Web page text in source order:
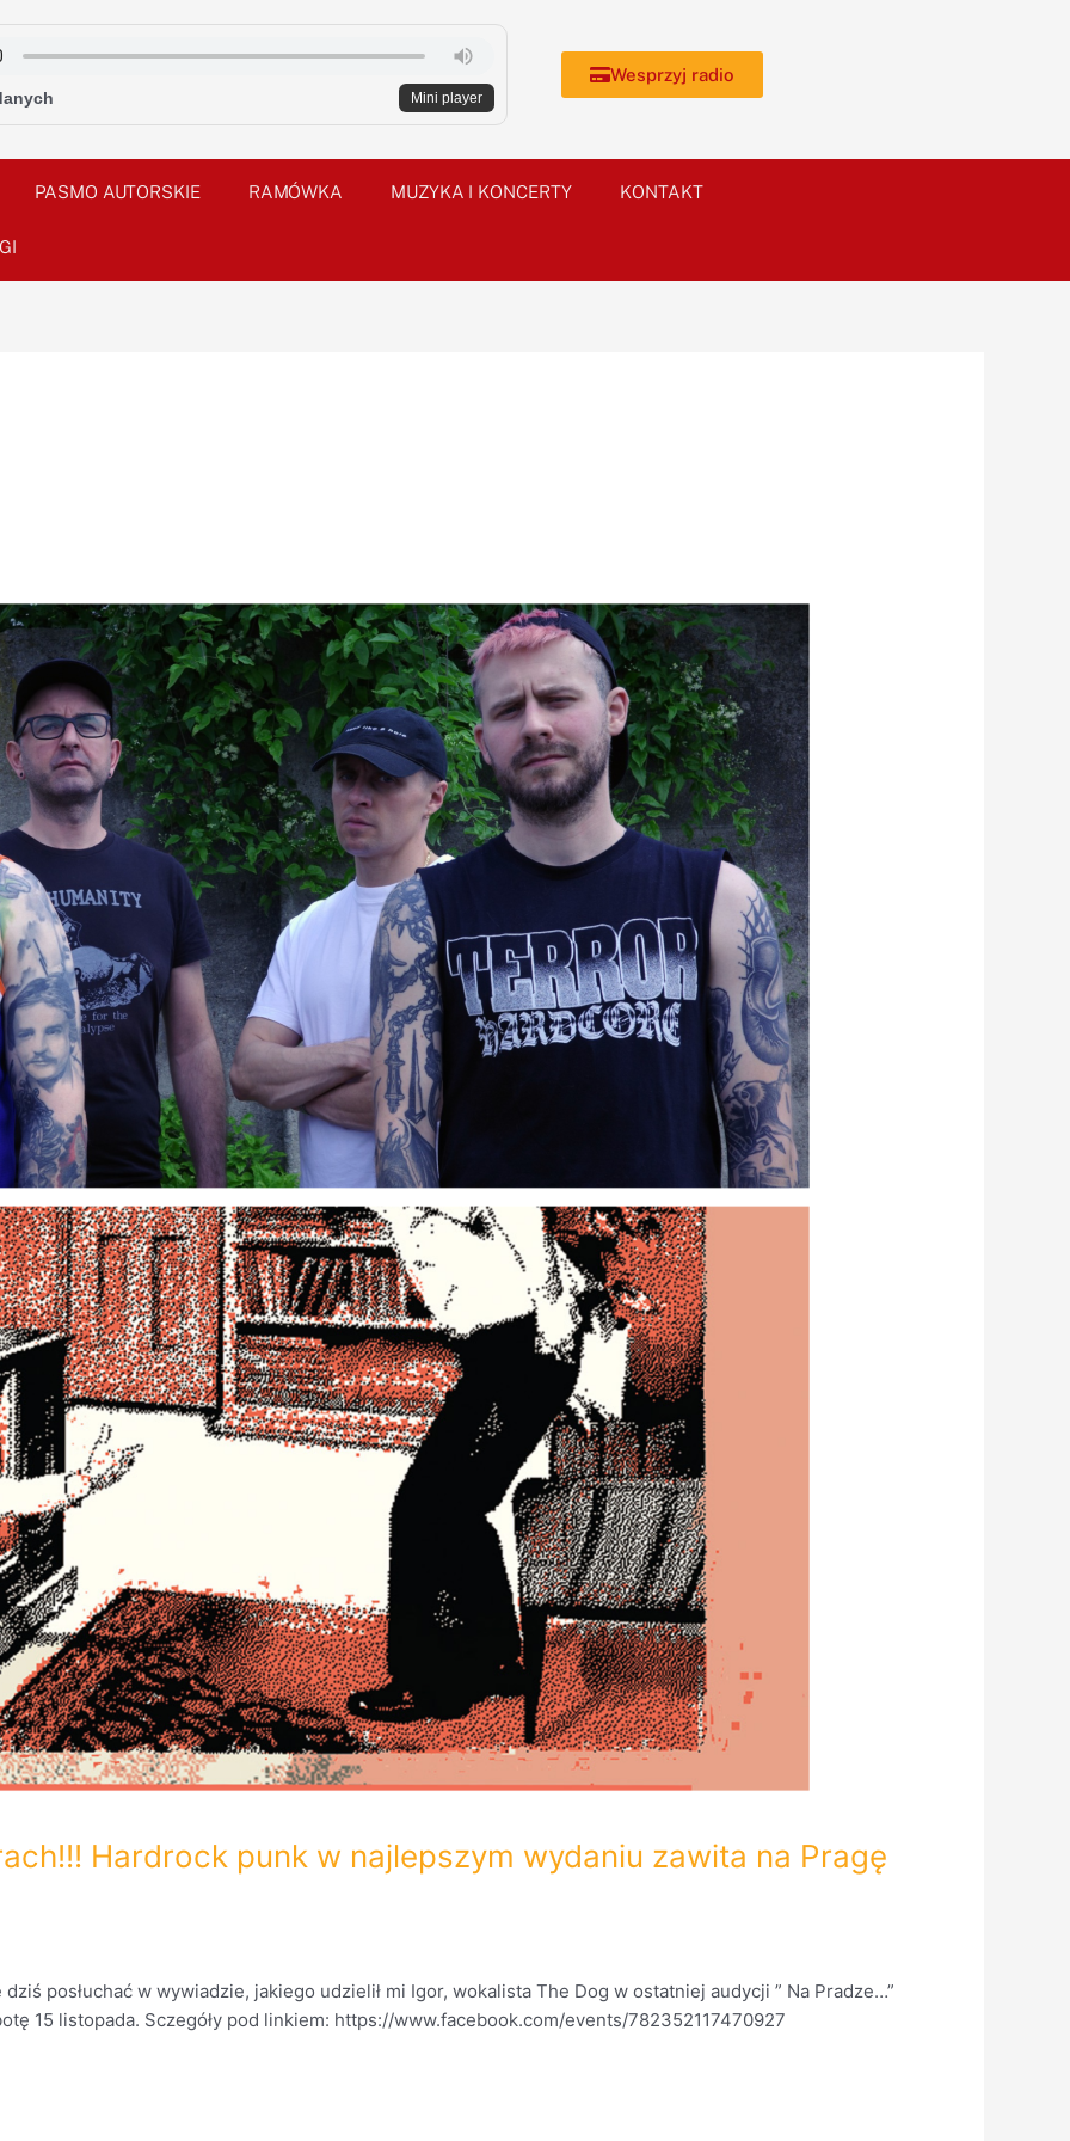
Mini player
Wesprzyj radio
PASMO AUTORSKIE RAMÓWKA MUZYKA I KONCERTY KONTAKT
Hardrock punk w najlepszym wydaniu zawita na Pragę
posłuchać w wywiadzie, jakiego udzielił mi Igor, wokalista The Dog w ostatniej audycji ” Na Pradze…”
15 listopada. Sczegóły pod linkiem: https://www.facebook.com/events/782352117470927